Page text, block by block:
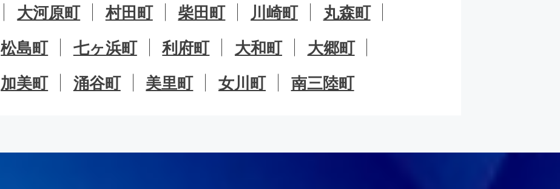
大河原町 村田町 柴田町 川崎町
丸森町
松島町 七ヶ浜町 利府町 大和町
大郷町
加美町 涌谷町 美里町 女川町 南三陸町